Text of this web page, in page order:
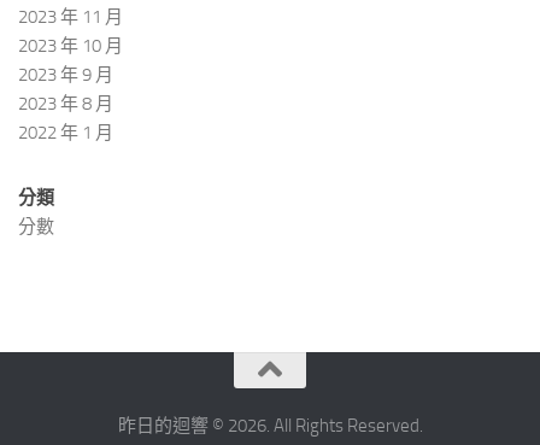
2023 年 11 月
2023 年 10 月
2023 年 9 月
2023 年 8 月
2022 年 1 月
分類
分數
昨日的迴響 © 2026. All Rights Reserved.